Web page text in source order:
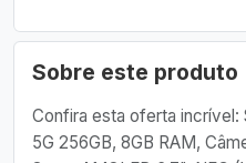
Sobre este produto
Confira esta oferta incrível:
5G 256GB, 8GB RAM,